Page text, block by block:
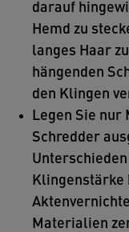
darauf
Hemd zu
langes Haar
hängenden
den Klingen
Legen Sie
Schredder
Klingenstärke
Materialien